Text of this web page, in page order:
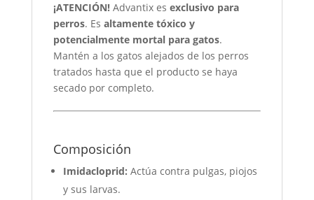
¡ATENCIÓN!Advantix es exclusivo para
perros. Es altamente tóxico y
potencialmente mortal para gatos.
Mantén a los gatos alejados de los perros
tratados hasta que el producto se haya
secado por completo.
Composición
Imidacloprid: Actúa contra pulgas, piojos
y sus larvas.